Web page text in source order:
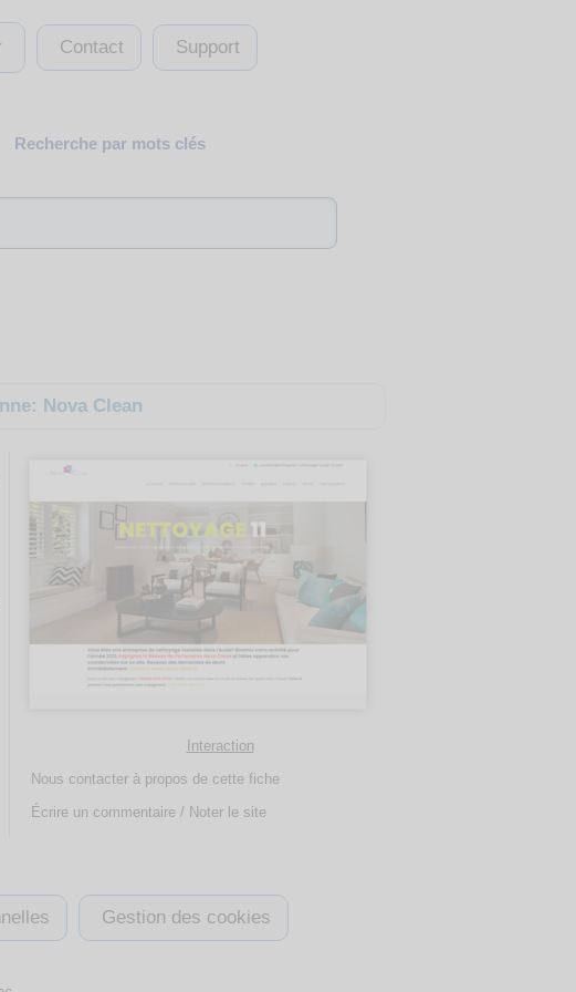
Contact Support
Recherche par mots clés
Nova Clean
Interaction
Nous contacter à propos de cette fiche
Écrire un commentaire / Noter le site
Gestion des cookies